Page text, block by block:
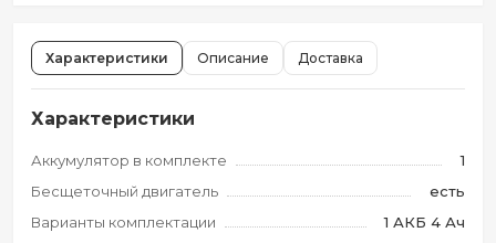
Характеристики Описание Доставка
Характеристики
Аккумулятор в комплекте
1
Бесщеточный двигатель
есть
Варианты комплектации
1 АКБ 4 Ач